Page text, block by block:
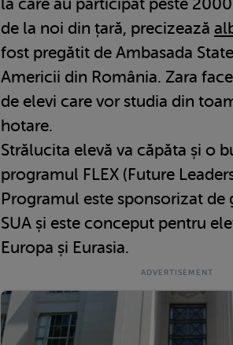
de la noi din țară, precizează
fost pregătit de Ambasada
Americii din România. Zara
de elevi care vor studia din
hotare.
Strălucita elevă va căpăta și o
programul FLEX (Future
Programul este sponsorizat de
SUA și este conceput pentru
Europa și Eurasia.